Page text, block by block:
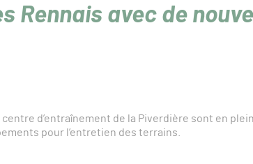
Rennais avec de
centre d’entraînement de la Piverdière sont en
pour l’entretien des terrains.